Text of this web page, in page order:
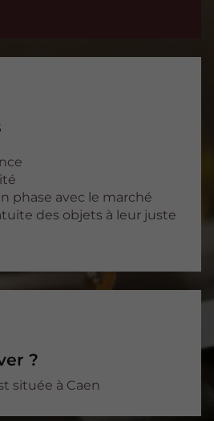
phase avec le marché
des objets à leur juste
?
située à Caen